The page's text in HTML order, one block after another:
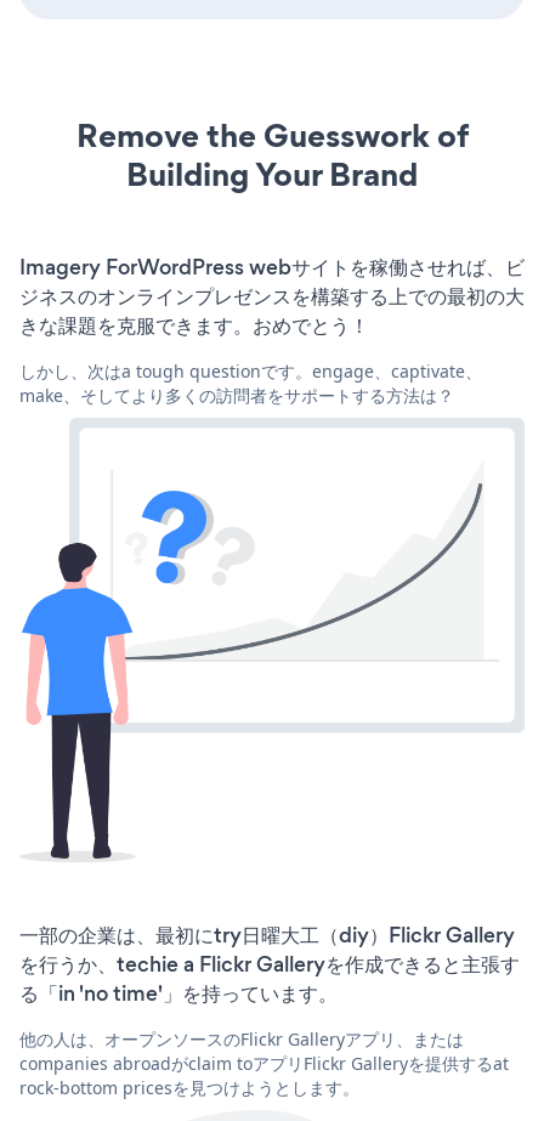
Remove the Guesswork of
Building Your Brand
Imagery ForWordPress webサイトを稼働させれば、ビ
ジネスのオンラインプレゼンスを構築する上での最初の大
きな課題を克服できます。おめでとう！
しかし、次はa tough questionです。engage、captivate、
make、そしてより多くの訪問者をサポートする方法は？
一部の企業は、最初にtry日曜大工（diy）Flickr Gallery
を行うか、techie a Flickr Galleryを作成できると主張す
る「in 'no time'」を持っています。
他の人は、オープンソースのFlickr Galleryアプリ、または
companies abroadがclaim toアプリFlickr Galleryを提供するat
rock-bottom pricesを見つけようとします。